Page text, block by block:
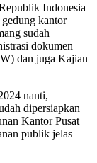
Indonesia
kantor
sudah
dokumen
dan juga Kajian
nanti,
dipersiapkan
Kantor Pusat
publik jelas